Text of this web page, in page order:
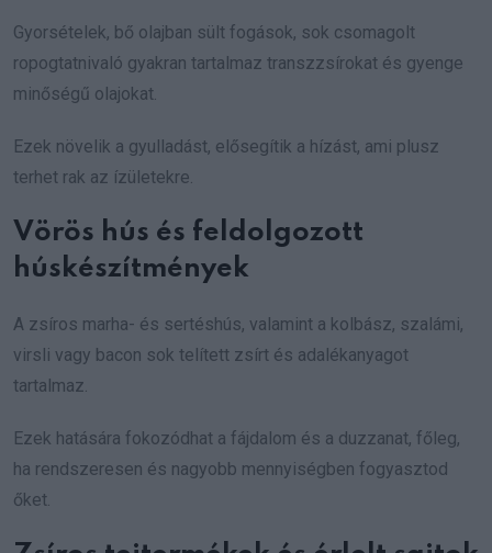
Gyorsételek, bő olajban sült fogások, sok csomagolt
ropogtatnivaló gyakran tartalmaz transzzsírokat és gyenge
minőségű olajokat.
Ezek növelik a gyulladást, elősegítik a hízást, ami plusz
terhet rak az ízületekre.
Vörös hús és feldolgozott
húskészítmények
A zsíros marha- és sertéshús, valamint a kolbász, szalámi,
virsli vagy bacon sok telített zsírt és adalékanyagot
tartalmaz.
Ezek hatására fokozódhat a fájdalom és a duzzanat, főleg,
ha rendszeresen és nagyobb mennyiségben fogyasztod
őket.